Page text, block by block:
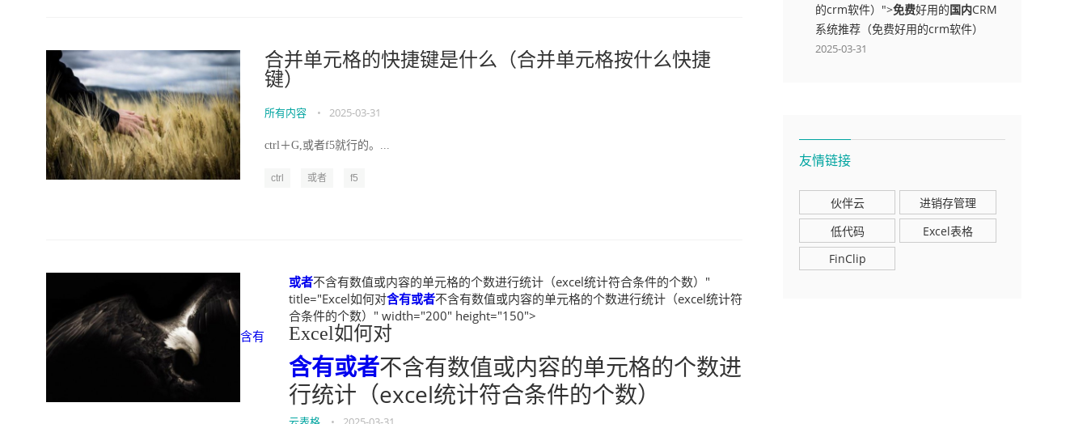
合并单元格的快捷键是什么（合并单元格按什么快捷
键）
所有内容 • 2025-03-31
ctrl＋G,或者f5就行的。...
ctrl 或者 f5
含有
或者不含有数值或内容的单元格的个数进行统计（excel统计符合条件的个数）"
title="Excel如何对含有或者不含有数值或内容的单元格的个数进行统计（excel统计符
合条件的个数）" width="200" height="150">
Excel如何对
含有或者不含有数值或内容的单元格的个数进
行统计（excel统计符合条件的个数）
的crm软件）">免费好用的国内CRM
系统推荐（免费好用的crm软件）
2025-03-31
友情链接
伙伴云
进销存管理
低代码
Excel表格
FinClip